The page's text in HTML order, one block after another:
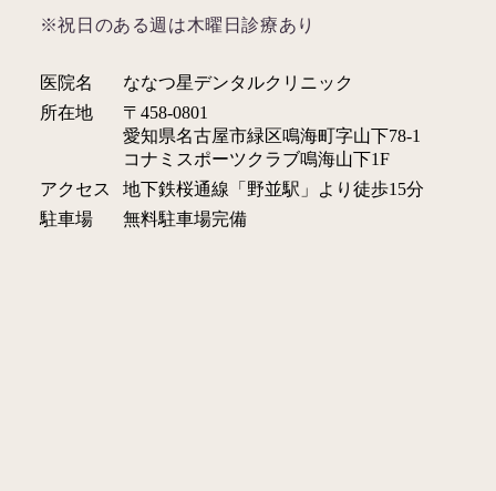
※祝日のある週は木曜日診療あり
医院名
ななつ星デンタルクリニック
所在地
〒458-0801
愛知県名古屋市緑区鳴海町字山下78-1
コナミスポーツクラブ鳴海山下1F
アクセス
地下鉄桜通線「野並駅」より徒歩15分
駐車場
無料駐車場完備